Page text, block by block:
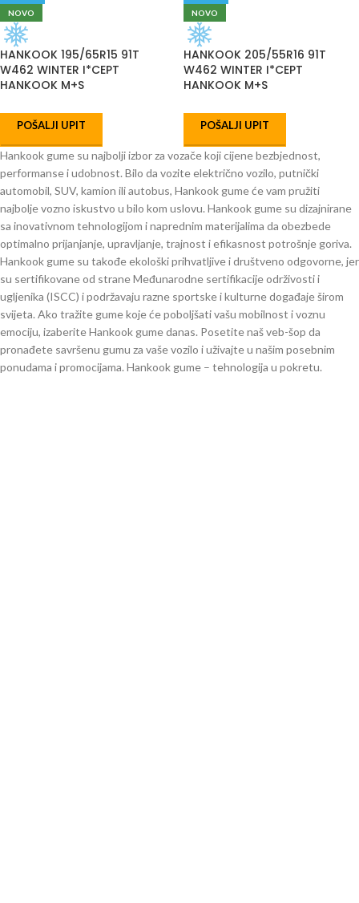
NOVO
HANKOOK 195/65R15 91T
W462 WINTER I*CEPT
HANKOOK M+S
POŠALJI UPIT
NOVO
HANKOOK 205/55R16 91T
W462 WINTER I*CEPT
HANKOOK M+S
POŠALJI UPIT
Hankook gume su najbolji izbor za vozače koji cijene bezbjednost,
performanse i udobnost. Bilo da vozite električno vozilo, putnički
automobil, SUV, kamion ili autobus, Hankook gume će vam pružiti
najbolje vozno iskustvo u bilo kom uslovu. Hankook gume su dizajnirane
sa inovativnom tehnologijom i naprednim materijalima da obezbede
optimalno prijanjanje, upravljanje, trajnost i efikasnost potrošnje goriva.
Hankook gume su takođe ekološki prihvatljive i društveno odgovorne, jer
su sertifikovane od strane Međunarodne sertifikacije održivosti i
ugljenika (ISCC) i podržavaju razne sportske i kulturne događaje širom
svijeta. Ako tražite gume koje će poboljšati vašu mobilnost i voznu
emociju, izaberite Hankook gume danas. Posetite naš veb-šop da
pronađete savršenu gumu za vaše vozilo i uživajte u našim posebnim
ponudama i promocijama. Hankook gume – tehnologija u pokretu.